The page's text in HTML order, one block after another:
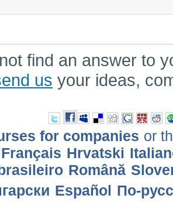
find an answer to
us your ideas,
for companies or
Français Hrvatski
Română
Еspañol По-